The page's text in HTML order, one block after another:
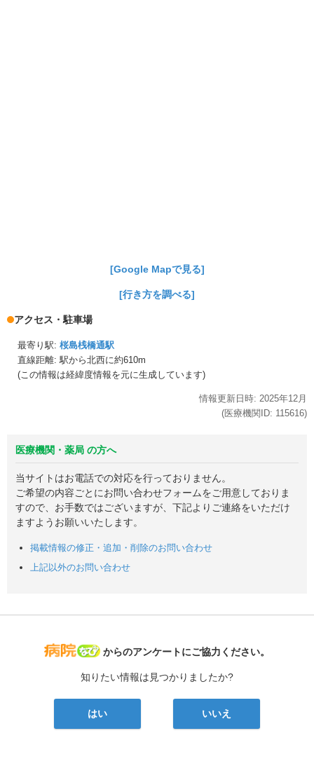
[Google Mapで見る]
[行き方を調べる]
アクセス・駐車場
最寄り駅: 桜島桟橋通駅
直線距離: 駅から北西に約610m
(この情報は経緯度情報を元に生成しています)
情報更新日時: 2025年12月
(医療機関ID: 115616)
医療機関・薬局 の方へ
当サイトはお電話での対応を行っておりません。
ご希望の内容ごとにお問い合わせフォームをご用意しておりま
すので、お手数ではございますが、下記よりご連絡をいただけ
ますようお願いいたします。
掲載情報の修正・追加・削除のお問い合わせ
上記以外のお問い合わせ
病院なび
からのアンケートにご協力ください。
知りたい情報は見つかりましたか?
はい いいえ